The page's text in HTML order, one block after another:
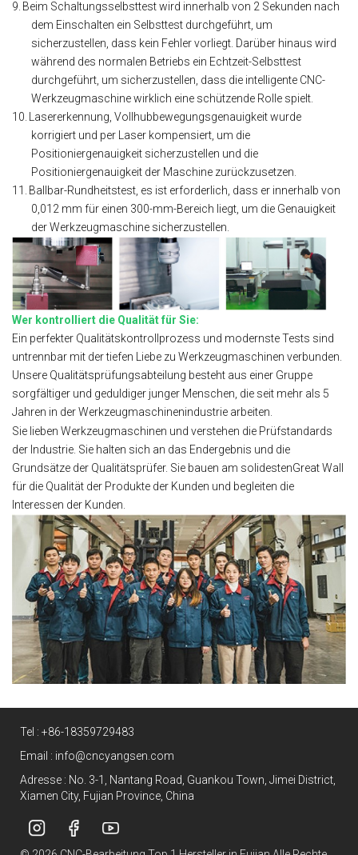
9. Beim Schaltungsselbsttest wird innerhalb von 2 Sekunden nach
dem Einschalten ein Selbsttest durchgeführt, um
sicherzustellen, dass kein Fehler vorliegt. Darüber hinaus wird
während des normalen Betriebs ein Echtzeit-Selbsttest
durchgeführt, um sicherzustellen, dass die intelligente CNC-
Werkzeugmaschine wirklich eine schützende Rolle spielt.
10.
Lasererkennung, Vollhubbewegungsgenauigkeit wurde
korrigiert und per Laser kompensiert, um die
Positioniergenauigkeit sicherzustellen und die
Positioniergenauigkeit der Maschine zurückzusetzen.
11.
Ballbar-Rundheitstest, es ist erforderlich, dass er innerhalb von
0,012 mm für einen 300-mm-Bereich liegt, um die Genauigkeit
der Werkzeugmaschine sicherzustellen.
Wer kontrolliert die Qualität für Sie:
Ein perfekter Qualitätskontrollprozess und modernste Tests sind
untrennbar mit der tiefen Liebe zu Werkzeugmaschinen verbunden.
Unsere Qualitätsprüfungsabteilung besteht aus einer Gruppe
sorgfältiger und geduldiger junger Menschen, die seit mehr als 5
Jahren in der Werkzeugmaschinenindustrie arbeiten.
Sie lieben Werkzeugmaschinen und verstehen die Prüfstandards
der Industrie. Sie halten sich an das Endergebnis und die
Grundsätze der Qualitätsprüfer. Sie bauen am solidestenGreat Wall
für die Qualität der Produkte der Kunden und begleiten die
Interessen der Kunden.
Tel : +86-18359729483
Email : info@cncyangsen.com
Adresse : No. 3-1, Nantang Road, Guankou Town, Jimei District,
Xiamen City, Fujian Province, China